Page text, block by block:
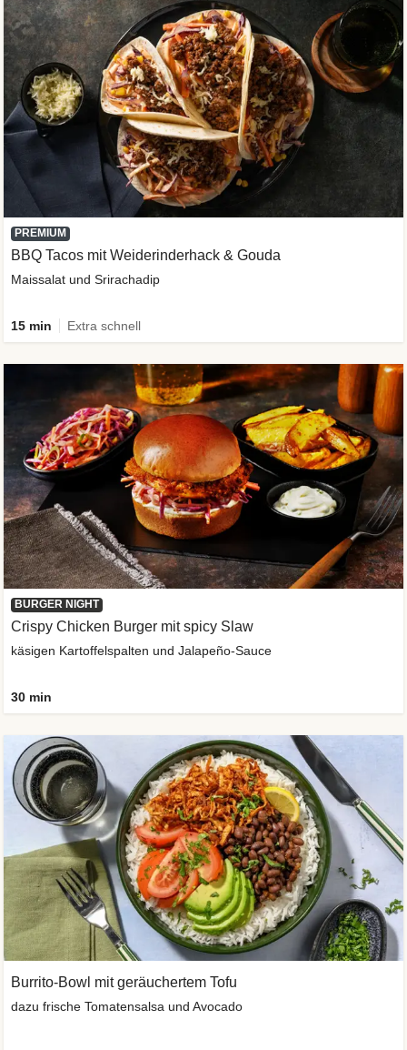
PREMIUM
BBQ Tacos mit Weiderinderhack & Gouda
Maissalat und Srirachadip
15 min Extra schnell
BURGER NIGHT
Crispy Chicken Burger mit spicy Slaw
käsigen Kartoffelspalten und Jalapeño-Sauce
30 min
Burrito-Bowl mit geräuchertem Tofu
dazu frische Tomatensalsa und Avocado